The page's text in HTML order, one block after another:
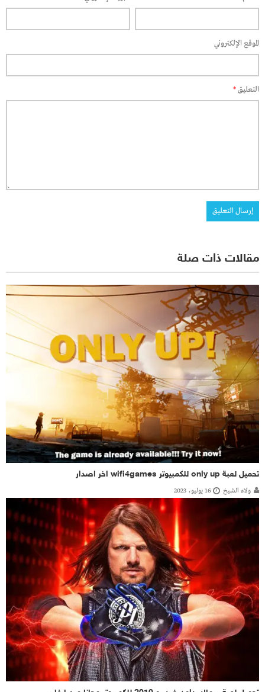
الموقع الإلكتروني
التعليق*
مقالات ذات صلة
تحميل لعبة only up للكمبيوتر wifi4games اخر اصدار
ولاء الشيخ 16 يوليو، 2023